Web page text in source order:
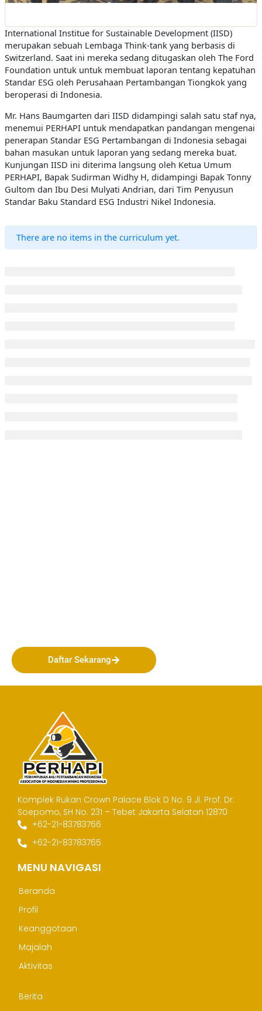
International Institue for Sustainable Development (IISD)
merupakan sebuah Lembaga Think-tank yang berbasis di
Switzerland. Saat ini mereka sedang ditugaskan oleh The Ford
Foundation untuk untuk membuat laporan tentang kepatuhan
Standar ESG oleh Perusahaan Pertambangan Tiongkok yang
beroperasi di Indonesia.
Mr. Hans Baumgarten dari IISD didampingi salah satu staf nya,
menemui PERHAPI untuk mendapatkan pandangan mengenai
penerapan Standar ESG Pertambangan di Indonesia sebagai
bahan masukan untuk laporan yang sedang mereka buat.
Kunjungan IISD ini diterima langsung oleh Ketua Umum
PERHAPI, Bapak Sudirman Widhy H, didampingi Bapak Tonny
Gultom dan Ibu Desi Mulyati Andrian, dari Tim Penyusun
Standar Baku Standard ESG Industri Nikel Indonesia.
There are no items in the curriculum yet.
Daftar Sekarang
Komplek Rukan Crown Palace Blok D No. 9 Jl. Prof. Dr.
Soepomo, SH No. 231 – Tebet Jakarta Selatan 12870
+62-21-83783766
+62-21-83783765
MENU NAVIGASI
Beranda
Profil
Keanggotaan
Majalah
Aktivitas
Berita